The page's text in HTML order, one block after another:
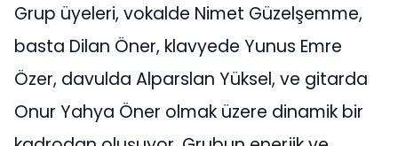
Grup üyeleri, vokalde Nimet Güzelşemme,
basta Dilan Öner, klavyede Yunus Emre
Özer, davulda Alparslan Yüksel, ve gitarda
Onur Yahya Öner olmak üzere dinamik bir